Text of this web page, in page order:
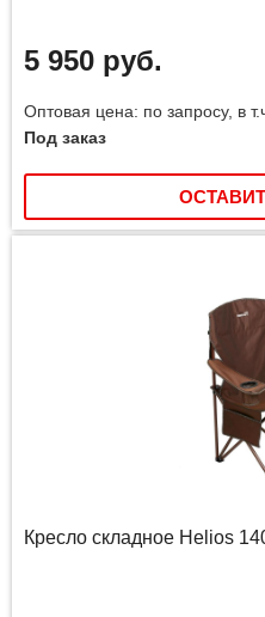
5 950 руб.
Оптовая цена: по запросу, в
Под заказ
Кресло складное Helios